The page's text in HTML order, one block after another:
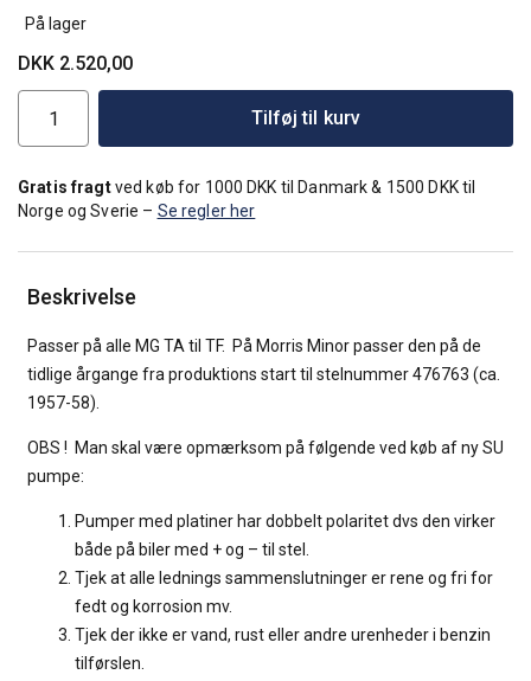
På lager
DKK 2.520,00
Tilføj til kurv
Gratis fragtved køb for 1000 DKK til Danmark & 1500 DKK til
Norge og Sverie – Se regler her
Beskrivelse
Passer på alle MG TA til TF. På Morris Minor passer den på de
tidlige årgange fra produktions start til stelnummer 476763 (ca.
1957-58).
OBS ! Man skal være opmærksom på følgende ved køb af ny SU
pumpe:
Pumper med platiner har dobbelt polaritet dvs den virker
både på biler med + og – til stel.
Tjek at alle lednings sammenslutninger er rene og fri for
fedt og korrosion mv.
Tjek der ikke er vand, rust eller andre urenheder i benzin
tilførslen.